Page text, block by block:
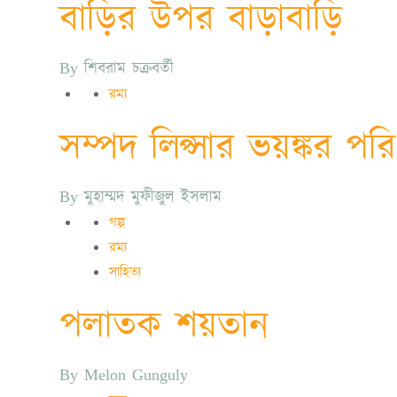
বাড়ির উপর বাড়াবাড়ি
Byশিবরাম চক্রবর্তী
রম্য
সম্পদ লিপ্সার ভয়ঙ্কর
Byমুহাম্মদ মুফীজুল ইসলাম
গল্প
রম্য
সাহিত্য
পলাতক শয়তান
ByMelon Gunguly